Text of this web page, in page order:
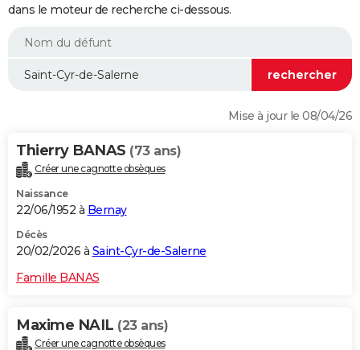
Mobiles
Meilleur smartphone
Internet
Ordinateurs
Jeux vidéo
Guide high-tech
+
BRICOLAGE
Forum
Aménagement intérieur
Extérieur
Cuisine
Salle de bains
Jardinage
Rangement
WEEK-END
Guides de France
Escapades
Patrimoine
Expositions
Musées
Week-end nature
LIFESTYLE
Alimentation
Guide de la santé
Maladies
Médicaments
Sommeil
VOYAGE
Destinations
City break
Voyage nature
Voyage de noces
Forum
Climat
+PHOTO
GUIDES D'ACHAT
BONS PLANS
CARTE DE VOEUX
Dictionnaire
Biographies
Citations
Expressions
Proverbes
PROGRAMME TV
dans le moteur de recherche ci-dessous.
Mise à jour le 08/04/26
Thierry BANAS (73 ans)
Créer une cagnotte obsèques
Naissance
22/06/1952 à Bernay
Décès
20/02/2026 à Saint-Cyr-de-Salerne
Famille BANAS
Maxime NAIL (23 ans)
Créer une cagnotte obsèques